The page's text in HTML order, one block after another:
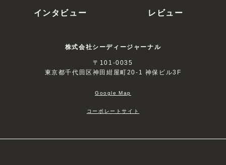
インタビュー レビュー
株式会社シーディージャーナル
〒101-0035
東京都千代田区神田紺屋町20-1 神保ビル3F
Google Map
コーポレートサイト